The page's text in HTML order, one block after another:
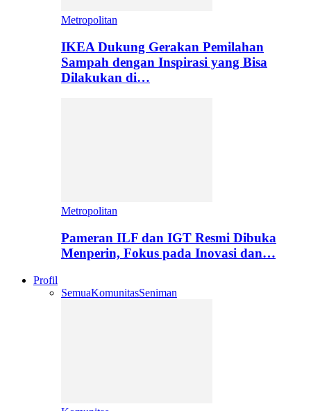
Metropolitan
IKEA Dukung Gerakan Pemilahan
Sampah dengan Inspirasi yang Bisa
Dilakukan di…
Metropolitan
Pameran ILF dan IGT Resmi Dibuka
Menperin, Fokus pada Inovasi dan…
Profil
SemuaKomunitasSeniman